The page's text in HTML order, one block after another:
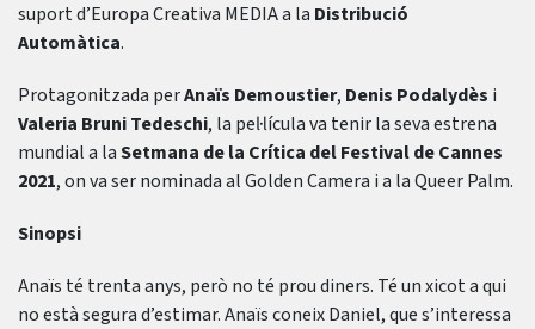
suport d’Europa Creativa MEDIA a la Distribució
Automàtica.
Protagonitzada perAnaïs Demoustier, Denis Podalydès i
Valeria Bruni Tedeschi, la pel·lícula va tenir la seva estrena
mundial a laSetmana de la Crítica del Festival de Cannes
2021, on va ser nominada al Golden Camera i a la Queer Palm.
Sinopsi
Anaïs té trenta anys, però no té prou diners. Té un xicot a qui
no està segura d’estimar. Anaïs coneix Daniel, que s’interessa